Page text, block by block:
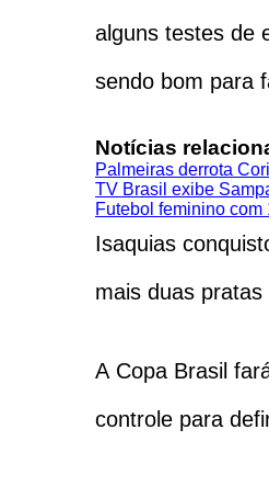
alguns testes de
sendo bom para
Notícias
Palmeiras derrota
TV Brasil exibe
Futebol feminino
Isaquias
mais duas
A Copa Brasil
controle para